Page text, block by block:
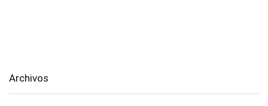
Archivos